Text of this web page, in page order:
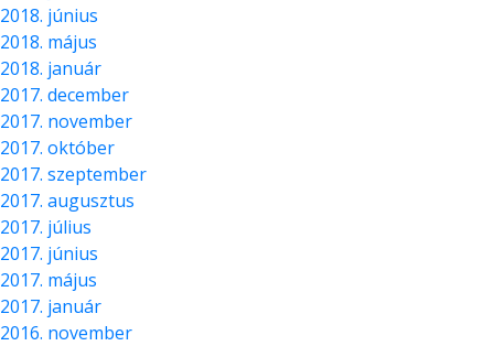
2018. június
2018. május
2018. január
2017. december
2017. november
2017. október
2017. szeptember
2017. augusztus
2017. július
2017. június
2017. május
2017. január
2016. november